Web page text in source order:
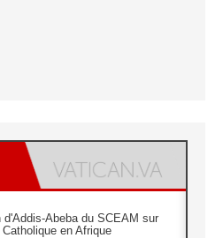
d'Addis-Abeba du SCEAM sur
Catholique en Afrique